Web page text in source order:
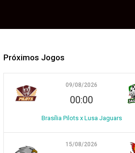
Próximos Jogos
09/08/2026
00:00
Brasília Pilots x Lusa Jaguars
15/08/2026